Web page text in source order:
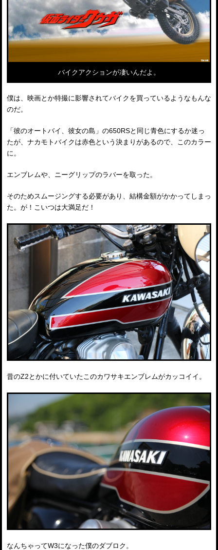
バイクアクションが凄いんだよ。
僕は、映画とか特撮に影響されてバイクを買っているようなもんな
のだ。
「彼のオートバイ、彼女の島」の650RSと同じ青色にするか迷っ
たが、ナカモトバイクは赤色という決まりがあるので、このカラー
に。
エンブレムや、ニーグリップのラバーを取った。
そのためスムージングする必要があり、結構金額がかかってしまっ
た。が！こいつは大満足だ！
昔のZ2とかに付いていたこのカワサキエンブレムがカッコイイ。
なんちゃってW3になった僕のダブロク。